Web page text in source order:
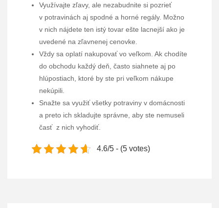
Využívajte zľavy, ale nezabudnite si pozrieť
v potravinách aj spodné a horné regály. Možno
v nich nájdete ten istý tovar ešte lacnejší ako je
uvedené na zľavnenej cenovke.
Vždy sa oplatí nakupovať vo veľkom. Ak chodíte
do obchodu každý deň, často siahnete aj po
hlúpostiach, ktoré by ste pri veľkom nákupe
nekúpili.
Snažte sa využiť všetky potraviny v domácnosti
a preto ich skladujte správne, aby ste nemuseli
časť z nich vyhodiť.
4.6/5 - (5 votes)